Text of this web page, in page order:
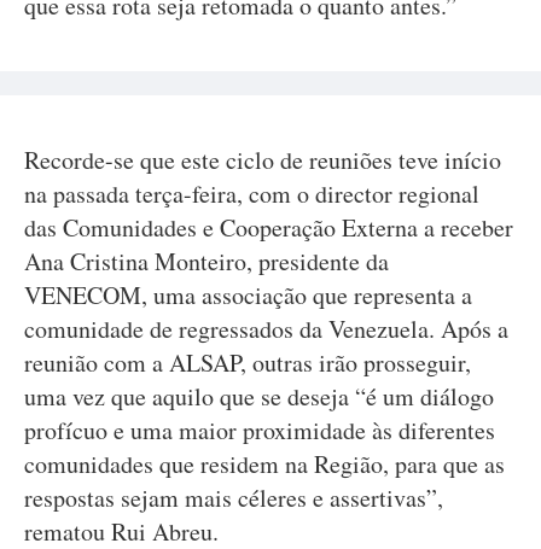
Recorde-se que este ciclo de reuniões teve início
na passada terça-feira, com o director regional
das Comunidades e Cooperação Externa a receber
Ana Cristina Monteiro, presidente da
VENECOM, uma associação que representa a
comunidade de regressados da Venezuela. Após a
reunião com a ALSAP, outras irão prosseguir,
uma vez que aquilo que se deseja “é um diálogo
profícuo e uma maior proximidade às diferentes
comunidades que residem na Região, para que as
respostas sejam mais céleres e assertivas”,
rematou Rui Abreu.